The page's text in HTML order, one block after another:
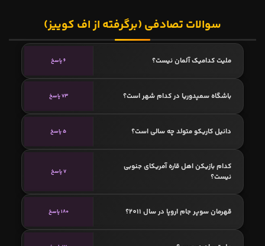
سوالات تصادفی (برگرفته از اف کوییز)
ملیت کدامیک آلمان نیست؟ 6 پاسخ
باشگاه سمپدوریا در کدام شهر است؟ 73 پاسخ
دانیل کاریکو متولد چه سالی است؟ 5 پاسخ
کدام بازیکن اهل قاره آمریکای جنوبی
نیست؟
7 پاسخ
قهرمان سوپر جام اروپا در سال 2011؟ 180 پاسخ